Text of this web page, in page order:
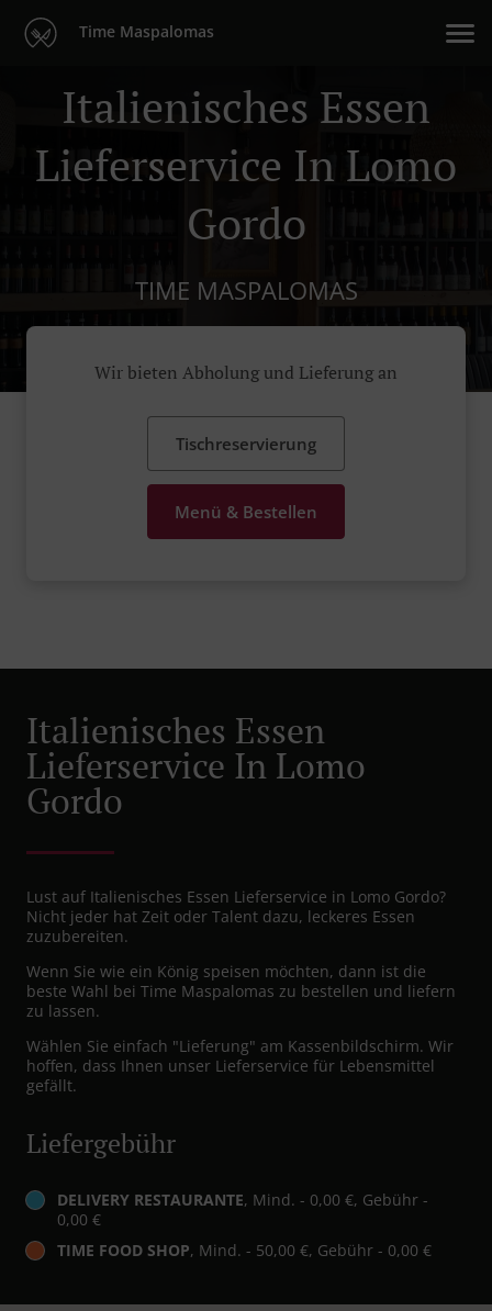
Time Maspalomas
Italienisches Essen
Lieferservice In Lomo
Gordo
TIME MASPALOMAS
Wir bieten Abholung und Lieferung an
Tischreservierung
Menü & Bestellen
Italienisches Essen
Lieferservice In Lomo
Gordo
Lust auf Italienisches Essen Lieferservice in Lomo Gordo?
Nicht jeder hat Zeit oder Talent dazu, leckeres Essen
zuzubereiten.
Wenn Sie wie ein König speisen möchten, dann ist die
beste Wahl bei Time Maspalomas zu bestellen und liefern
zu lassen.
Wählen Sie einfach "Lieferung" am Kassenbildschirm. Wir
hoffen, dass Ihnen unser Lieferservice für Lebensmittel
gefällt.
Liefergebühr
DELIVERY RESTAURANTE, Mind. - 0,00 €, Gebühr -
0,00 €
TIME FOOD SHOP, Mind. - 50,00 €, Gebühr - 0,00 €